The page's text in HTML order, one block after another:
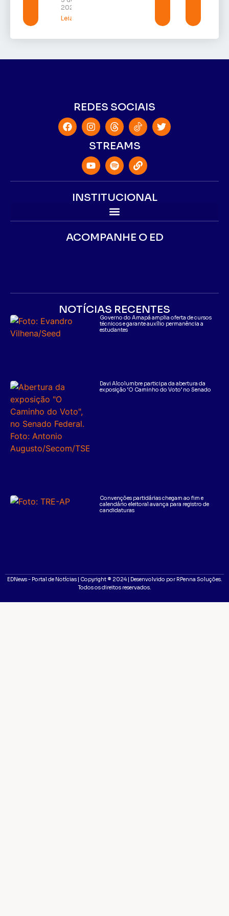
2026
Leia mais »
REDES SOCIAIS
STREAMS
INSTITUCIONAL
ACOMPANHE O ED
NOTÍCIAS RECENTES
Governo do Amapá amplia oferta de cursos
técnicos e garante auxílio permanência a
estudantes
Davi Alcolumbre participa da abertura da
exposição ‘O Caminho do Voto’ no Senado
Convenções partidárias chegam ao fim e
calendário eleitoral avança para registro de
candidaturas
EDNews - Portal de Notícias | Copyright ® 2024 | Desenvolvido por RPenna Soluções.
Todos os direitos reservados.